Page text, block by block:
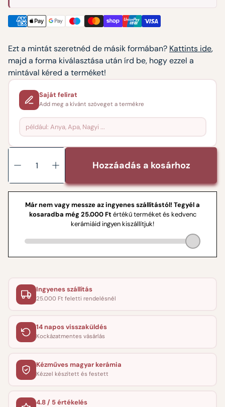
Ezt a mintát szeretnéd de másik formában? Kattints ide,
majd a forma kiválasztása után írd be, hogy ezzel a
mintával kéred a terméket!
Saját felirat
Add meg a kívánt szöveget a termékre
Hozzáadás a kosárhoz
Ingyenes szállítás
25.000 Ft feletti rendelésnél
14 napos visszaküldés
Kockázatmentes vásárlás
Kézműves magyar kerámia
Kézzel készített és festett
4.8 / 5 értékelés